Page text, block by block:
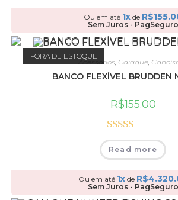
Ou em até 1x de R$
Sem Juros - PagSeguro
FORA DE ESTOQUE
Acessorios Caiaque
BANCO FLEXÍVEL BRUDDEN
R$155.00
Rated
4.00out
of 5
Read more
Ou em até 1xde R$
Sem Juros - PagSeguro